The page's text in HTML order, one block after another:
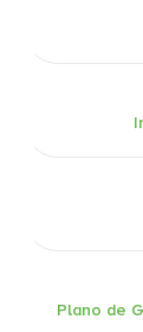
Plano de